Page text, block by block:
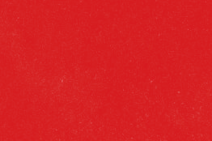
DESCRIPCIÓN